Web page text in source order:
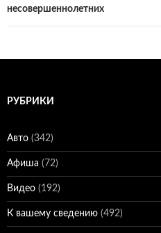
несовершеннолетних
РУБРИКИ
Авто (342)
Афиша (72)
Видео (192)
К вашему сведению (492)